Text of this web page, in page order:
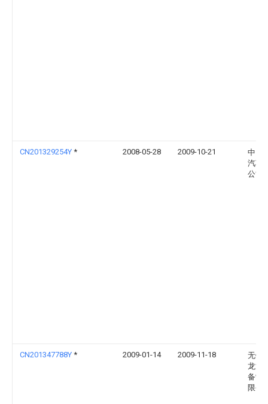
CN201329254Y * 2008-05-28 2009-10-21
中国
汽车
公司
CN201347788Y * 2009-01-14 2009-11-18
无锡
龙汽
备制
限公